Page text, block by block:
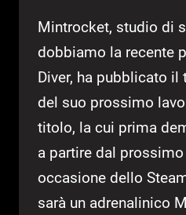
Mintrocket, studio di
dobbiamo la recente
Diver, ha pubblicato il
del suo prossimo
titolo, la cui prima
a partire dal
occasione dello
sarà un adrenalinico